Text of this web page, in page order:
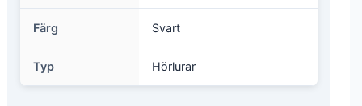
Färg Svart
Typ Hörlurar